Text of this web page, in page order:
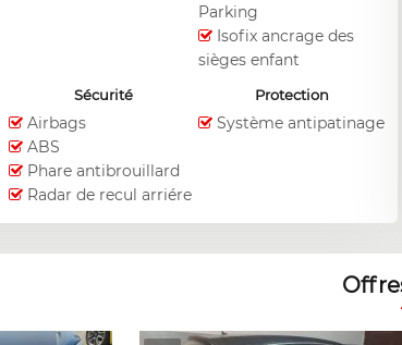
Parking
Isofix ancrage des
sièges enfant
Sécurité
Airbags
ABS
Phare antibrouillard
Radar de recul arriére
Protection
Système antipatinage